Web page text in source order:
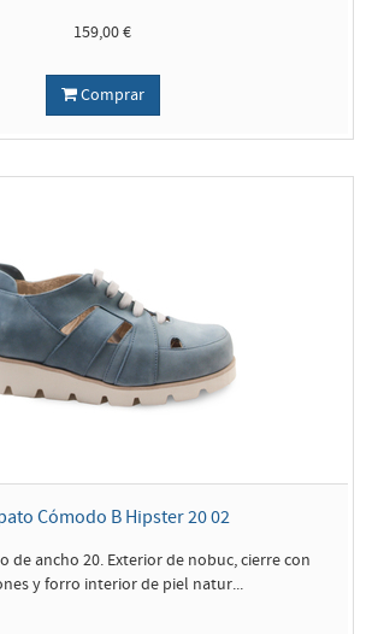
159,00 €
Comprar
Cómodo B Hipster 20 02
de ancho 20. Exterior de nobuc, cierre con
y forro interior de piel natur...